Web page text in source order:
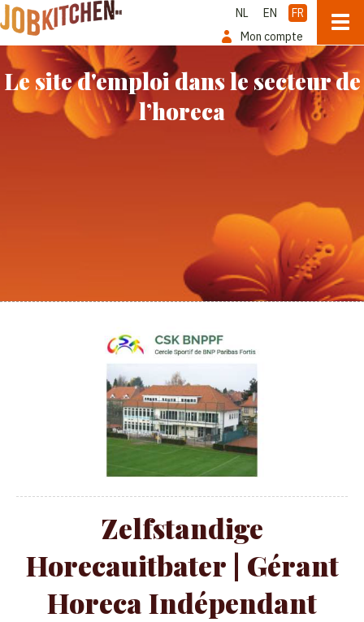
NL EN
FR
Mon compte
Le site d'emploi dans le secteur de
l’horeca
Zelfstandige
Horecauitbater | Gérant
Horeca Indépendant